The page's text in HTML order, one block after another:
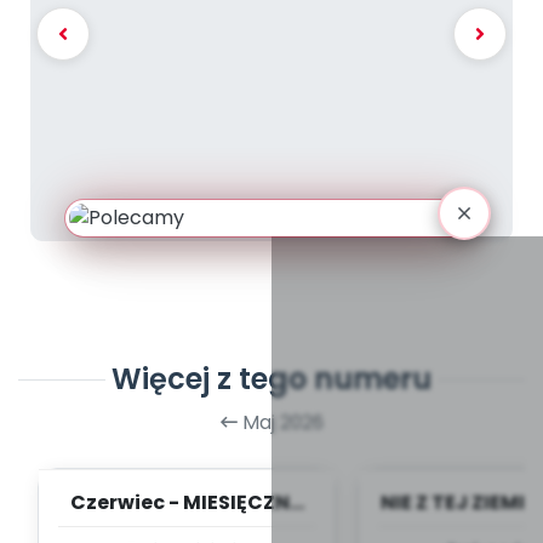
Więcej z tego numeru
Maj 2026
Czerwiec - MIESIĘCZNY
NIE Z TEJ ZIEMI